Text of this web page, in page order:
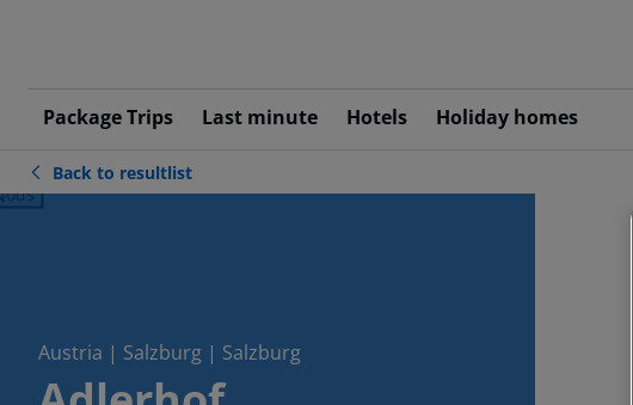
Package Trips Last minute Hotels Holiday homes
Back to resultlist
Austria | Salzburg | Salzburg